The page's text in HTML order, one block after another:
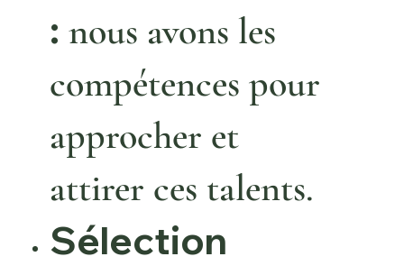
: nous avons les
compétences pour
approcher et
attirer ces talents.
Sélection